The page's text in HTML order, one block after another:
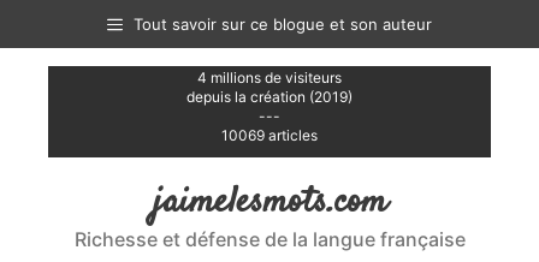
contenu
Tout savoir sur ce blogue et son auteur
4 millions de visiteurs
depuis la création (2019)
---
10069 articles
jaimelesmots.com
Richesse et défense de la langue française